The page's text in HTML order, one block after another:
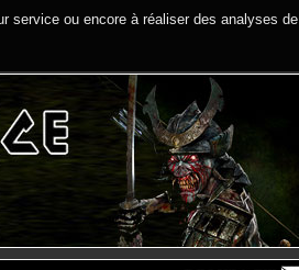
service ou encore à réaliser des analyses de